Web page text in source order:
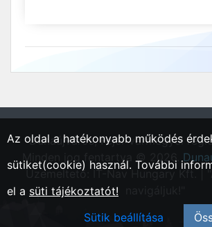
"Dunaújváros, Fejér vármegyei
Minden jog fentartva © 2026.
Üzemeltető: IT-Nav Hungary Kft. |
Az oldal a hatékonyabb működés
sütiket(cookie) használ. További
el a süti tájékoztatót!
Sütik beállítása